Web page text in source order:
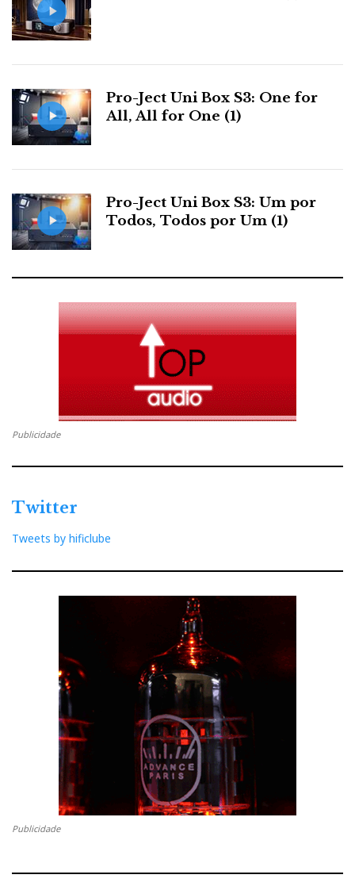
Pro-Ject Uni Box S3: One for
All, All for One (1)
Pro-Ject Uni Box S3: Um por
Todos, Todos por Um (1)
Publicidade
Twitter
Tweets by hificlube
Publicidade